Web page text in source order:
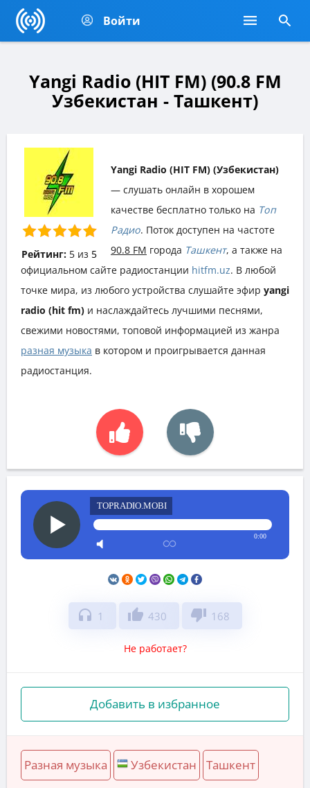
Войти
Yangi Radio (HIT FM) (90.8 FM
Узбекистан - Ташкент)
Рейтинг: 5из 5
Yangi Radio (HIT FM) (Узбекистан)
— слушать онлайн в хорошем
качестве бесплатно только на Топ
Радио. Поток доступен на частоте
90.8 FM города Ташкент, а также на
официальном сайте радиостанции hitfm.uz. В любой
точке мира, из любого устройства слушайте эфир yangi
radio (hit fm) и наслаждайтесь лучшими песнями,
свежими новостями, топовой информацией из жанра
разная музыка в котором и проигрывается данная
радиостанция.
TOPRADIO.MOBI
0:00
headphones 1 thumb_up 430 thumb_down 168
Не работает?
Добавить в избранное
Разная музыка Узбекистан Ташкент